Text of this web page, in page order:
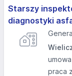
Starszy
diagnostyki
praca